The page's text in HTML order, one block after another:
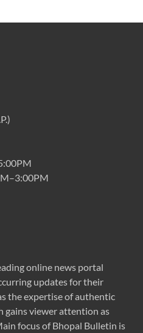
online news portal
updates for their
the expertise of authentic
gains viewer attention as
focus of Bhopal Bulletin is